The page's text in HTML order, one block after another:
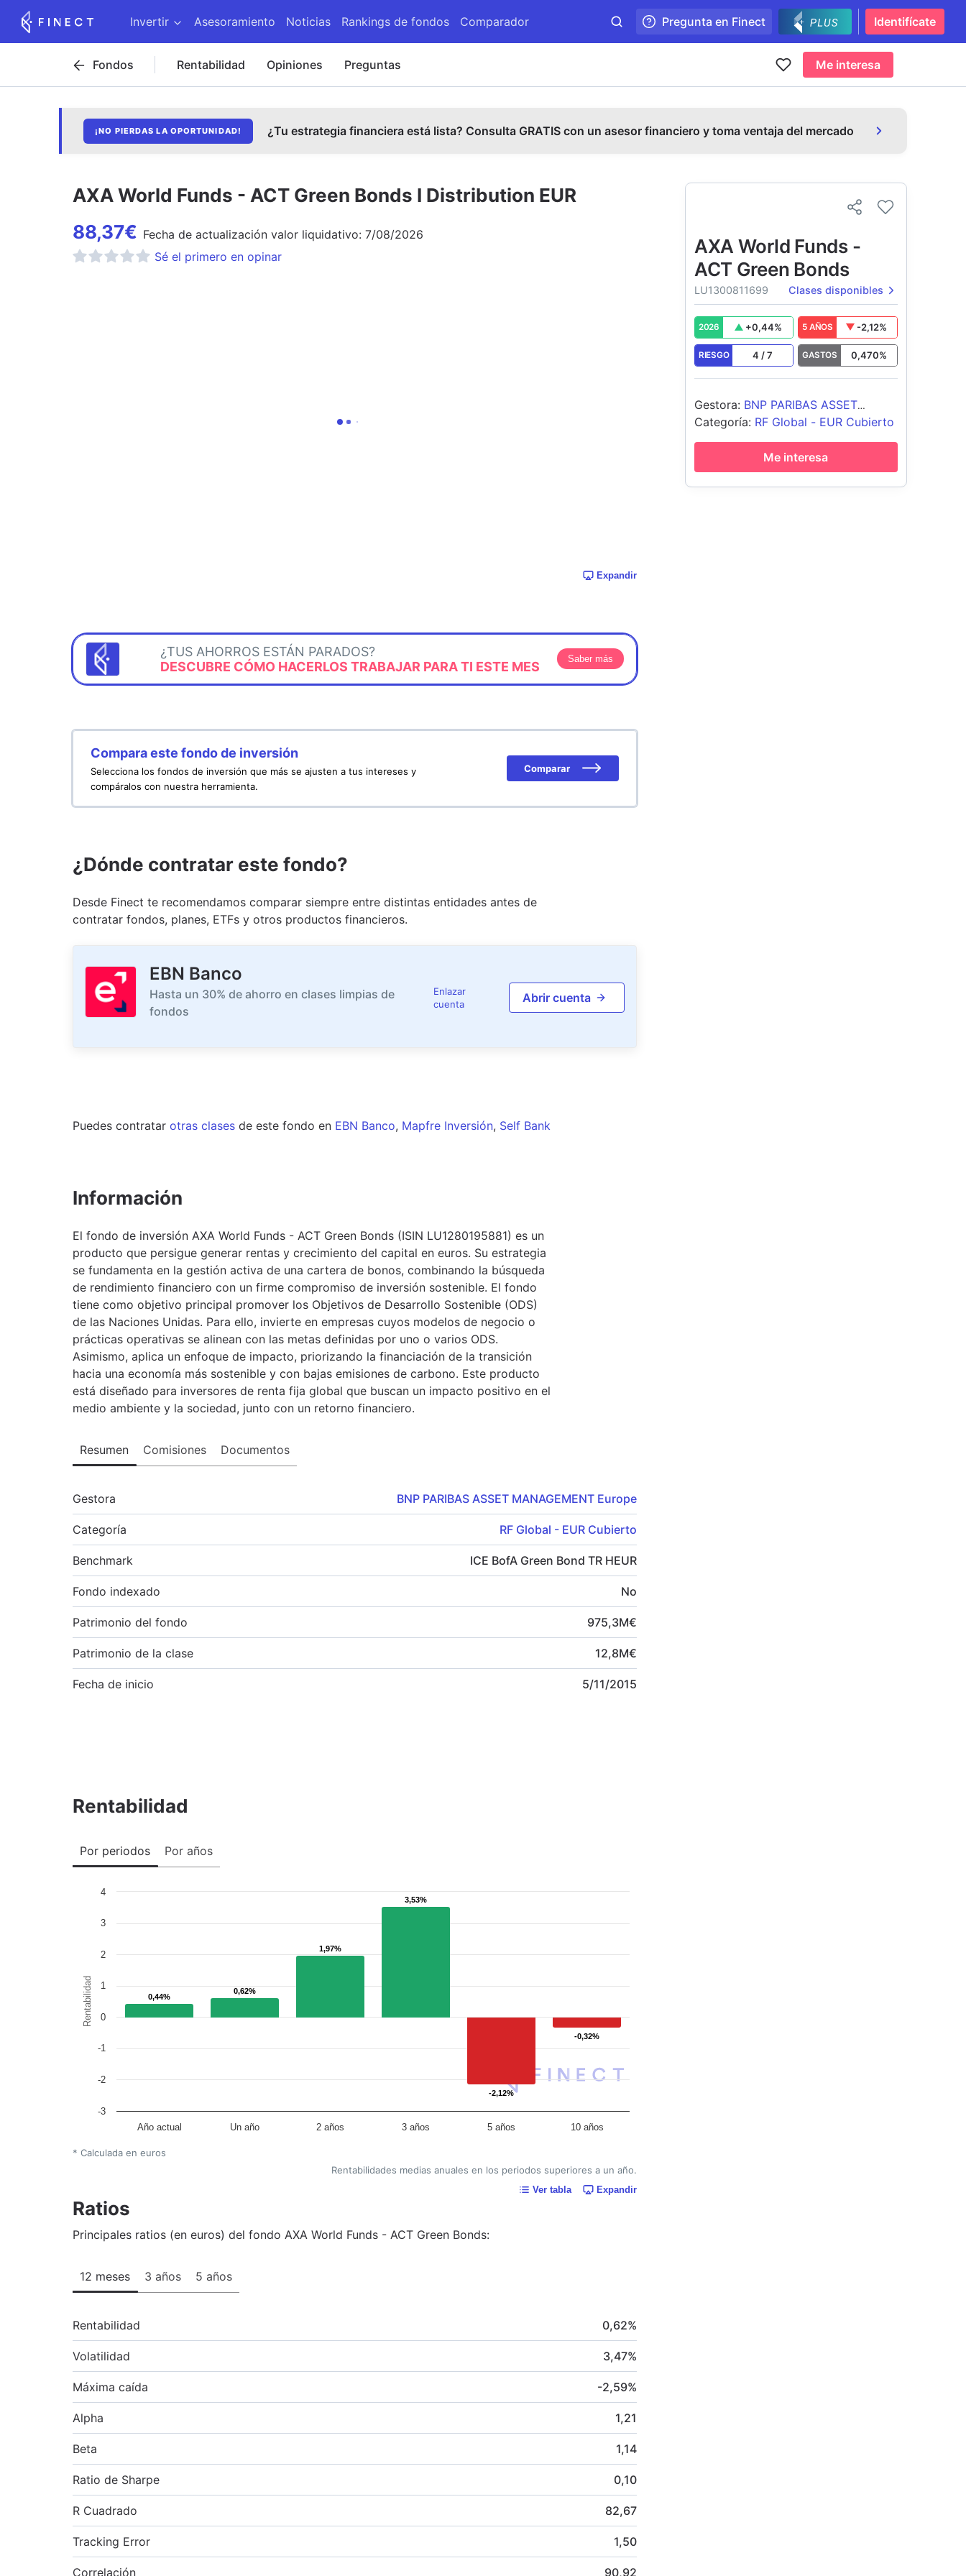
Invertir Asesoramiento Noticias Rankings de fondos Comparador Pregunta en Finect Identifícate
Fondos Rentabilidad Opiniones Preguntas Me interesa
¡NO PIERDAS LA OPORTUNIDAD! ¿Tu estrategia financiera está lista? Consulta GRATIS con un asesor financiero y toma ventaja del mercado
AXA World Funds - ACT Green Bonds I Distribution EUR
88,37€ Fecha de actualización valor liquidativo: 7/08/2026
Sé el primero en opinar
Expandir
¿TUS AHORROS ESTÁN PARADOS?
DESCUBRE CÓMO HACERLOS TRABAJAR PARA TI ESTE MES
Saber más
Compara este fondo de inversión
Selecciona los fondos de inversión que más se ajusten a tus intereses y
compáralos con nuestra herramienta.
Comparar
¿Dónde contratar este fondo?
Desde Finect te recomendamos comparar siempre entre distintas entidades antes de
contratar fondos, planes, ETFs y otros productos financieros.
EBN Banco
Hasta un 30% de ahorro en clases limpias de
fondos
Enlazar
cuenta
Abrir cuenta
Puedes contratar otras clases de este fondo en EBN Banco, Mapfre Inversión, Self Bank
Información
El fondo de inversión AXA World Funds - ACT Green Bonds (ISIN LU1280195881) es un
producto que persigue generar rentas y crecimiento del capital en euros. Su estrategia
se fundamenta en la gestión activa de una cartera de bonos, combinando la búsqueda
de rendimiento financiero con un firme compromiso de inversión sostenible. El fondo
tiene como objetivo principal promover los Objetivos de Desarrollo Sostenible (ODS)
de las Naciones Unidas. Para ello, invierte en empresas cuyos modelos de negocio o
prácticas operativas se alinean con las metas definidas por uno o varios ODS.
Asimismo, aplica un enfoque de impacto, priorizando la financiación de la transición
hacia una economía más sostenible y con bajas emisiones de carbono. Este producto
está diseñado para inversores de renta fija global que buscan un impacto positivo en el
medio ambiente y la sociedad, junto con un retorno financiero.
Resumen Comisiones Documentos
Gestora BNP PARIBAS ASSET MANAGEMENT Europe
Categoría RF Global - EUR Cubierto
Benchmark ICE BofA Green Bond TR HEUR
Fondo indexado No
Patrimonio del fondo 975,3M€
Patrimonio de la clase 12,8M€
Fecha de inicio 5/11/2015
AXA World Funds -
ACT Green Bonds
LU1300811699 Clases disponibles
2026 +0,44% 5 AÑOS -2,12%
RIESGO 4 /7 GASTOS 0,470%
Gestora: BNP PARIBAS ASSET
MANAGEMENT Europe
Categoría: RF Global - EUR Cubierto
Me interesa
Rentabilidad
Por periodos Por años
Rentabilidad 0,44%
0,44%
0,62%
0,62%
1,97%
1,97%
3,53%
3,53%
-2,12%
-2,12%
-0,32%
-0,32%
Año actual Un año 2 años 3 años 5 años 10 años
-3
-2
-1
0
1
2
3
4
* Calculada en euros
Rentabilidades medias anuales en los periodos superiores a un año.
Ver tabla Expandir
Ratios
Principales ratios (en euros) del fondo AXA World Funds - ACT Green Bonds:
12 meses 3 años 5 años
Rentabilidad 0,62%
Volatilidad 3,47%
Máxima caída -2,59%
Alpha 1,21
Beta 1,14
Ratio de Sharpe 0,10
R Cuadrado 82,67
Tracking Error 1,50
Correlación 90,92